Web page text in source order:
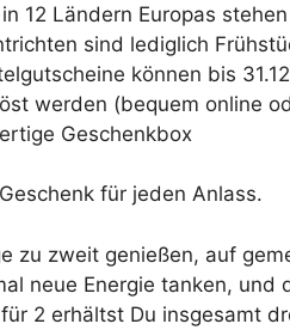
12 Ländern Europas
sind lediglich
können bis
werden (bequem online
Geschenkbox
für jeden Anlass.
zu zweit genießen, auf
neue Energie tanken, und
2 erhältst Du insgesamt